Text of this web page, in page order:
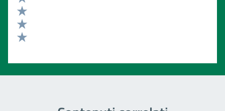
Valuta 4 stelle su 5
Valuta 3 stelle su 5
Valuta 2 stelle su 5